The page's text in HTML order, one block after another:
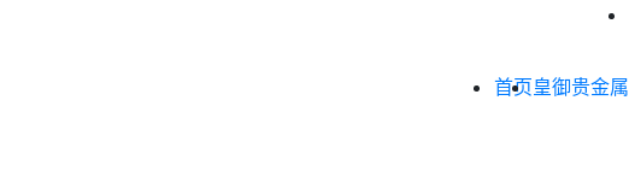
首页皇御贵金属